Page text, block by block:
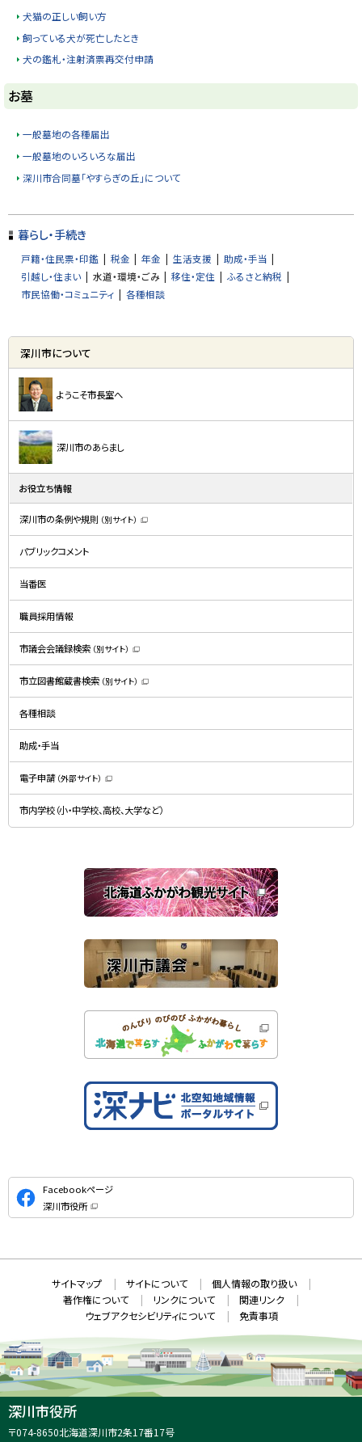
犬猫の正しい飼い方
飼っている犬が死亡したとき
犬の鑑札・注射済票再交付申請
ト
ッ
プ
に
お墓
一般墓地の各種届出
一般墓地のいろいろな届出
深川市合同墓「やすらぎの丘」について
ト
ッ 暮らし・手続き
戸籍・住民票・印鑑 税金 年金 生活支援
助成・手当
引越し・住まい
水道・環境・ごみ 移住・定住
ふるさと納税
市民協働・コミュニティ
各種相談
サ
イ
ド
・
メ
ニ
ュ
ー
深川市について
ようこそ市長室へ
深川市のあらまし
お役立ち情報
深川市の条例や規則 （別サイト）
新
で
す
）
パブリックコメント
当番医
職員採用情報
市議会会議録検索 （別サイト）
新
規
ウ
で
す
市立図書館蔵書検索 （別サイト）
新
で
す
）
各種相談
助成・手当
電子申請 （外部サイト）
新
規
ウ
ン
開
き
ま
す
）
市内学校（小・中学校、高校、大学など）
公
式
S
Facebookページ
深川市役所
（
ン
で
開
き
ま
す
メ
ニ
ュ
ー
報
サイトマップ サイトについて
個人情報の取り扱い
著作権について
リンクについて
関連リンク
ウェブアクセシビリティについて
免責事項
深川市役所
住
〒074-8650北海道深川市2条17番17号